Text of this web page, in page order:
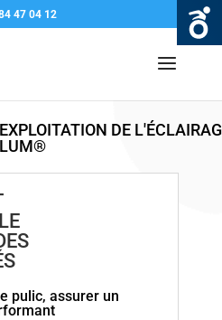
47 04 12
DE
LUM®
pulic, assurer un